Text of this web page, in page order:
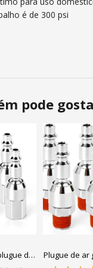
é de 300 psi
pode
de
Plugue de ar